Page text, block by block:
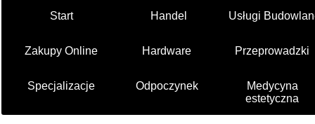
Start Handel Usługi
Zakupy Online Hardware Przeprowadzki
Specjalizacje Odpoczynek
Medycyna
estetyczna